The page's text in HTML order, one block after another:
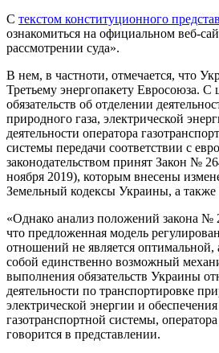
С текстом конституционного
ознакомиться на официальном веб-
рассмотрении суда».
В нем, в частноти, отмечается, что
Третьему энергопакету Евросоюза.
обязательств об отделении
природного газа, электрической
деятельности оператора
системы передачи соответствии с
законодательством принят Закон №
ноября 2019), которым внесены
Земельный кодексы Украины, а также
«Однако анализ положений закона №
что предложенная модель
отношений не является оптимальной,
собой единственно возможный
выполнения обязательств Украины
деятельности по транспортировке
электрической энергии и
газотранспортной системы,
говорится в представлении.